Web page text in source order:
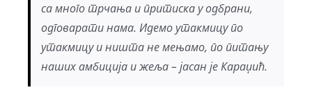
са много трчања и притиска у одбрани,
одговарати нама. Идемо утакмицу по
утакмицу и ништа не мењамо, по питању
наших амбиција и жеља – јасан је Караџић.